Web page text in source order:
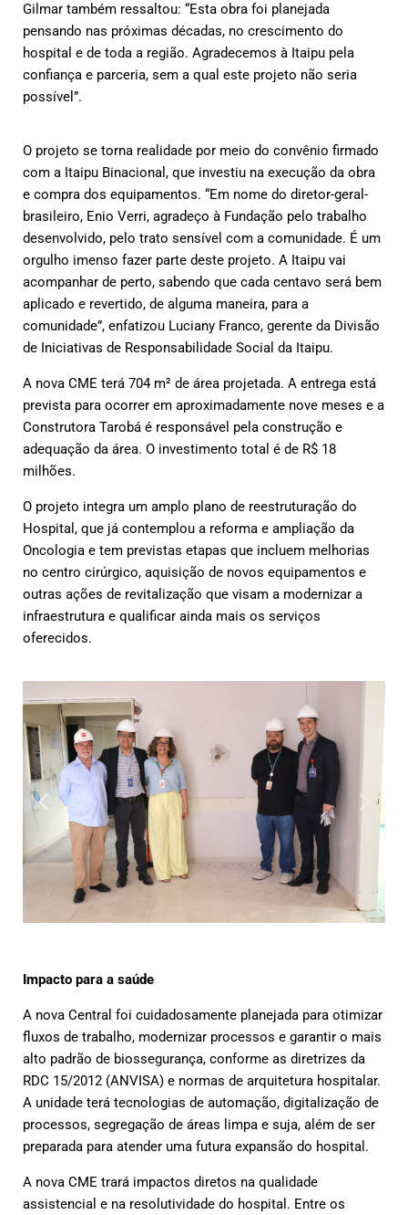
Gilmar também ressaltou: “Esta obra foi planejada
pensando nas próximas décadas, no crescimento do
hospital e de toda a região. Agradecemos à Itaipu pela
confiança e parceria, sem a qual este projeto não seria
possível”.
O projeto se torna realidade por meio do convênio firmado
com a Itaipu Binacional, que investiu na execução da obra
e compra dos equipamentos. “Em nome do diretor-geral-
brasileiro, Enio Verri, agradeço à Fundação pelo trabalho
desenvolvido, pelo trato sensível com a comunidade. É um
orgulho imenso fazer parte deste projeto. A Itaipu vai
acompanhar de perto, sabendo que cada centavo será bem
aplicado e revertido, de alguma maneira, para a
comunidade”, enfatizou Luciany Franco, gerente da Divisão
de Iniciativas de Responsabilidade Social da Itaipu.
A nova CME terá 704 m² de área projetada. A entrega está
prevista para ocorrer em aproximadamente nove meses e a
Construtora Tarobá é responsável pela construção e
adequação da área. O investimento total é de R$ 18
milhões.
O projeto integra um amplo plano de reestruturação do
Hospital, que já contemplou a reforma e ampliação da
Oncologia e tem previstas etapas que incluem melhorias
no centro cirúrgico, aquisição de novos equipamentos e
outras ações de revitalização que visam a modernizar a
infraestrutura e qualificar ainda mais os serviços
oferecidos.
Impacto para a saúde
A nova Central foi cuidadosamente planejada para otimizar
fluxos de trabalho, modernizar processos e garantir o mais
alto padrão de biossegurança, conforme as diretrizes da
RDC 15/2012 (ANVISA) e normas de arquitetura hospitalar.
A unidade terá tecnologias de automação, digitalização de
processos, segregação de áreas limpa e suja, além de ser
preparada para atender uma futura expansão do hospital.
A nova CME trará impactos diretos na qualidade
assistencial e na resolutividade do hospital. Entre os